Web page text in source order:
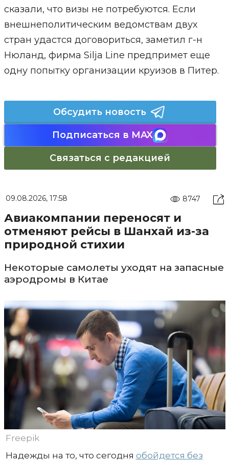
сказали, что визы не потребуются. Если
внешнеполитическим ведомствам двух
стран удастся договориться, заметил г-н
Нюланд, фирма Silja Line предпримет еще
одну попытку организации круизов в Питер.
Обсудить новость
Подписаться в MAX
Связаться с редакцией
09.08.2026, 17:58 8747
Авиакомпании переносят и
отменяют рейсы в Шанхай из-за
природной стихии
Некоторые самолеты уходят на запасные
аэродромы в Китае
Freepik
Надежды на то, что сегодня обойдется без